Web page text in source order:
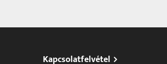
Kapcsolatfelvétel